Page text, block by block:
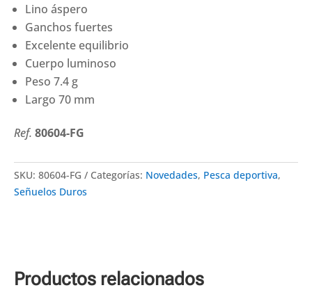
Glavoc
2.5
(70mm)
cantidad
Lino áspero
Ganchos fuertes
Excelente equilibrio
Cuerpo luminoso
Peso 7.4 g
Largo 70 mm
Ref. 80604-FG
SKU: 80604-FG Categorías: Novedades, Pesca deportiva,
Señuelos Duros
Productos relacionados